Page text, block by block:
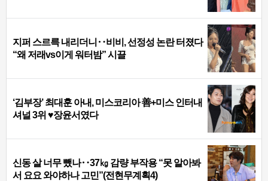
지퍼 스르륵 내리더니‥비비, 선정성 논란 터졌다
“왜 저래vs이게 워터밤” 시끌
‘김부장’ 최대훈 아내, 미스코리아 善+미스 인터내
셔널 3위 ♥장윤서였다
신동 살 너무 뺐나‥37㎏ 감량 부작용 “못 알아봐
서 요요 와야하나 고민”(전현무계획4)